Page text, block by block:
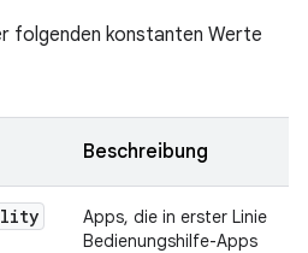
folgenden konstanten Werte
Beschreibung
Apps, die in erster Linie
Bedienungshilfe-Apps